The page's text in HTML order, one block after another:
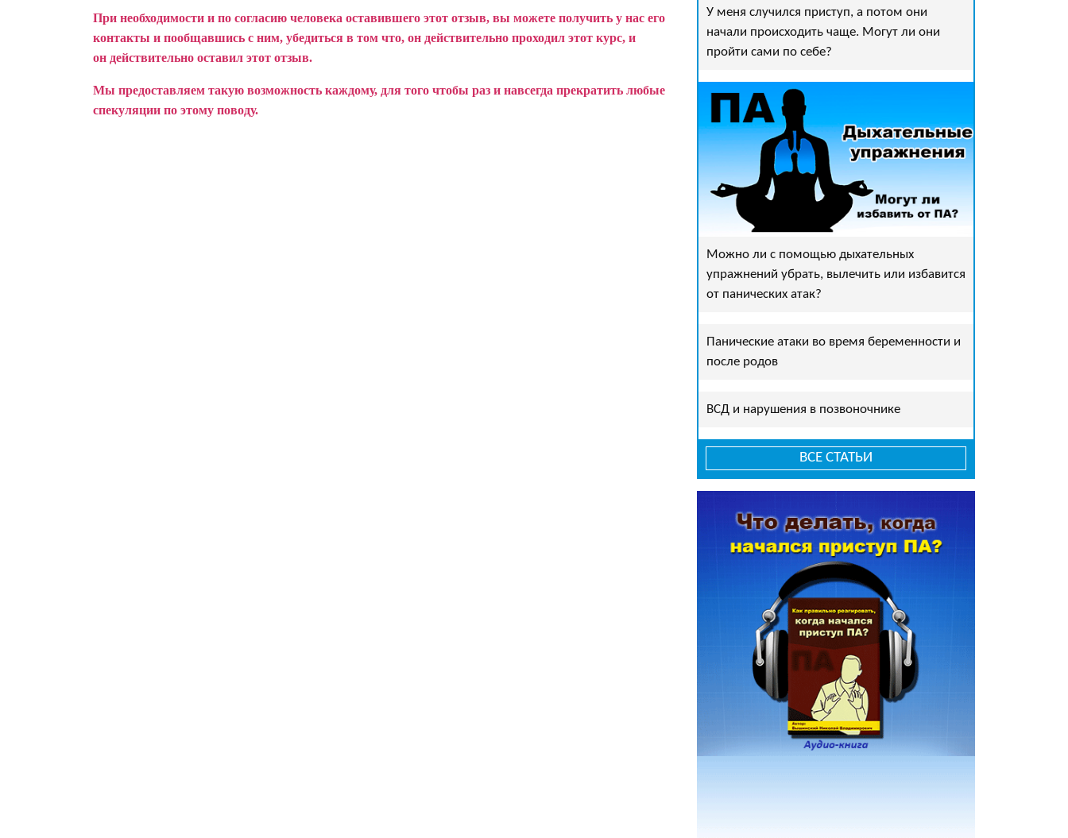
При необходимости и по согласию человека оставившего этот отзыв, вы можете получить у нас его
контакты и пообщавшись с ним, убедиться в том что, он действительно проходил этот курс, и
он действительно оставил этот отзыв.
Мы предоставляем такую возможность каждому, для того чтобы раз и навсегда прекратить любые
спекуляции по этому поводу.
У меня случился приступ, а потом они
начали происходить чаще. Могут ли они
пройти сами по себе?
Можно ли с помощью дыхательных
упражнений убрать, вылечить или избавится
от панических атак?
Панические атаки во время беременности и
после родов
ВСД и нарушения в позвоночнике
ВСЕ СТАТЬИ